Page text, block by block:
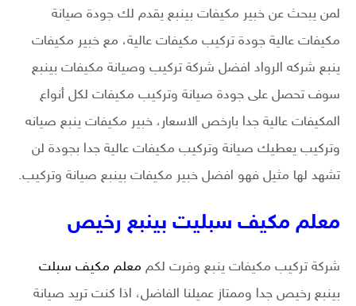
لمن يبحث عن خبير مكيفات بينبع يقدم لك جودة صيانة
مكيفات عالية جودة تركيب مكيفات عالية، مع خبير مكيفات
ينبع شركه الرواد افضل شركة تركيب وصيانة مكيفات بينبع
سوف تحصل على جودة صيانة وتركيب مكيفات لكل أنواع
المكيفات عالية جدا بارخص الاسعار، خبير مكيفات ينبع صيانه
وتركيب يعطيك صيانة وتركيب مكيفات عالية جدا بجودة لن
تشهد لها مثيل فهو افضل خبير مكيفات بينبع صيانة وتركيب.
معلم مكيف سبليت بينبع رخيص
شركة تركيب مكيفات ينبع وفرت لكم معلم مكيف سبلت
بينبع رخيص جدا وممتاز عميلنا الفاضل، اذا كنت تريد صيانة